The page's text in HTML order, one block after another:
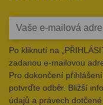
Po kliknutí na
zadanou e-mailovou
Pro dokončení
potvrďte odběr. Bližší
údajů a právech